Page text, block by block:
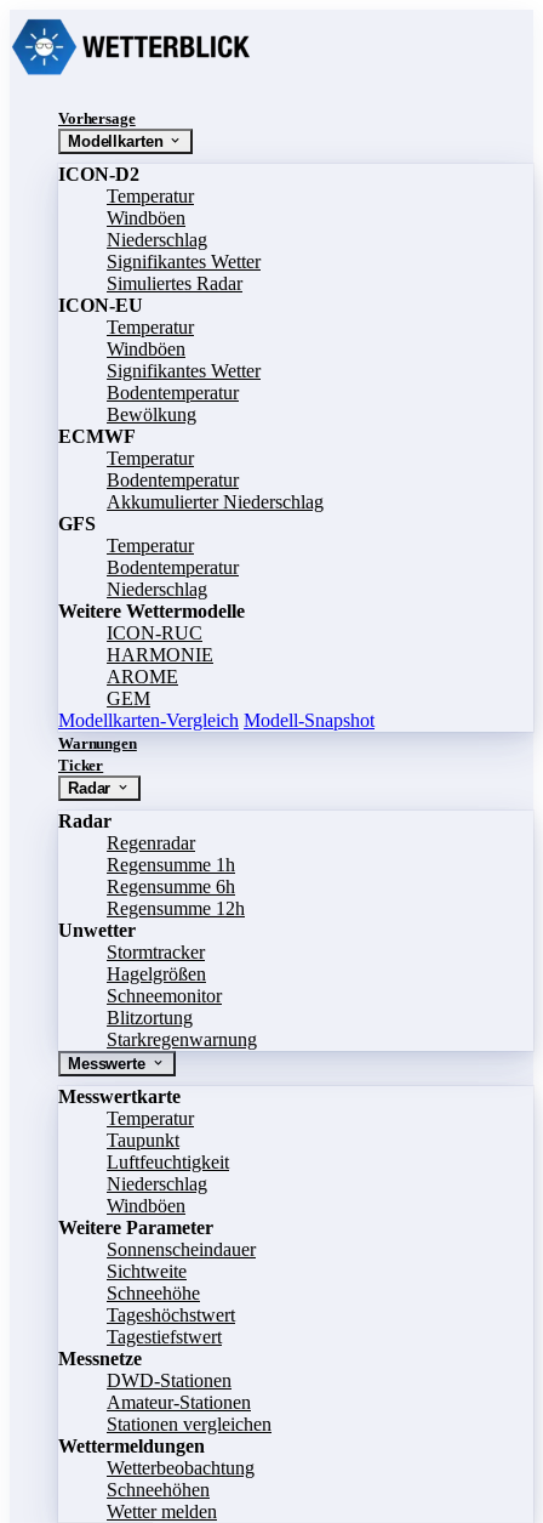
Vorhersage
Modellkarten
ICON-D2
Temperatur
Windböen
Niederschlag
Signifikantes Wetter
Simuliertes Radar
ICON-EU
Temperatur
Windböen
Signifikantes Wetter
Bodentemperatur
Bewölkung
ECMWF
Temperatur
Bodentemperatur
Akkumulierter Niederschlag
GFS
Temperatur
Bodentemperatur
Niederschlag
Weitere Wettermodelle
ICON-RUC
HARMONIE
AROME
GEM
Modellkarten-Vergleich Modell-Snapshot
Warnungen
Ticker
Radar
Radar
Regenradar
Regensumme 1h
Regensumme 6h
Regensumme 12h
Unwetter
Stormtracker
Hagelgrößen
Schneemonitor
Blitzortung
Starkregenwarnung
Messwerte
Messwertkarte
Temperatur
Taupunkt
Luftfeuchtigkeit
Niederschlag
Windböen
Weitere Parameter
Sonnenscheindauer
Sichtweite
Schneehöhe
Tageshöchstwert
Tagestiefstwert
Messnetze
DWD-Stationen
Amateur-Stationen
Stationen vergleichen
Wettermeldungen
Wetterbeobachtung
Schneehöhen
Wetter melden